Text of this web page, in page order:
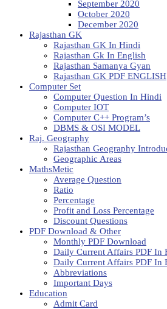
September 2020
October 2020
December 2020
Rajasthan GK
Rajasthan GK In Hindi
Rajasthan Gk In English
Rajasthan Samanya Gyan
Rajasthan GK PDF ENGLISH
Computer Set
Computer Question In Hindi
Computer IOT
Computer C++ Program’s
DBMS & OSI MODEL
Raj. Geography
Rajasthan Geography
Geographic Areas
MathsMetic
Average Question
Ratio
Percentage
Profit and Loss Percentage
Discount Questions
PDF Download & Other
Monthly PDF Download
Daily Current Affairs PDF In
Daily Current Affairs PDF In
Abbreviations
Important Days
Education
Admit Card